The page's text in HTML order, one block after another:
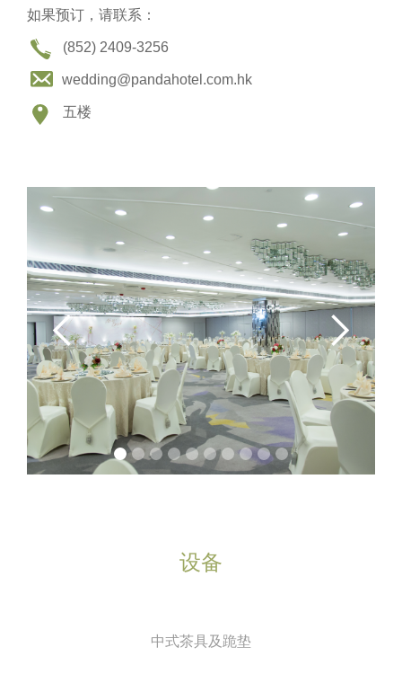
如果预订，请联系：
(852) 2409-3256
wedding@pandahotel.com.hk
五楼
设备
中式茶具及跪垫